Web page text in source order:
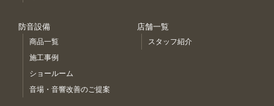
防音設備
商品一覧
施工事例
ショールーム
音場・音響改善のご提案
店舗一覧
スタッフ紹介